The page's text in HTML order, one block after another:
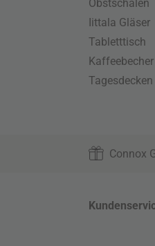
Obstschalen
Iittala Gläser
Tabletttisch
Kaffeebecher
Tagesdecken
Connox